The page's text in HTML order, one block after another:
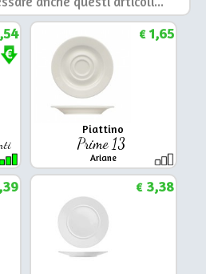
Piattino
Prime 13
Ariane
€1,65
€3,38